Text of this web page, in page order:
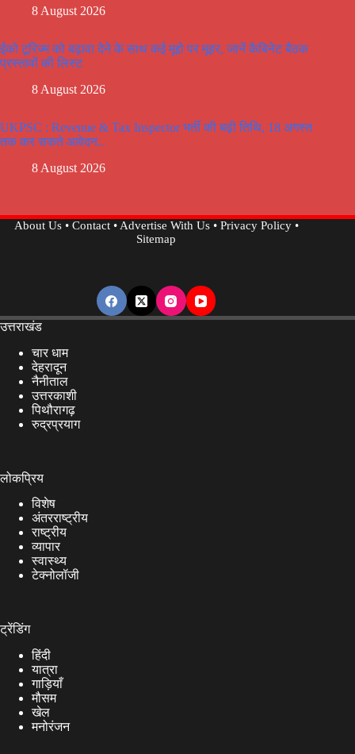
8 August 2026
ईको टूरिज्म को बढ़ावा देने के साथ कई मूद्दो पर मूहर, जानें कैबिनेट बैठक
प्रस्तावों की लिस्ट
8 August 2026
UKPSC : Revenue & Tax Inspector भर्ती की बढ़ी तिथि, 18 अगस्त
तक कर सकते आवेदन..
8 August 2026
About Us• Contact•Advertise With Us• Privacy Policy•
Sitemap
उत्तराखंड
चार धाम
देहरादून
नैनीताल
उत्तरकाशी
पिथौरागढ़
रुद्रप्रयाग
लोकप्रिय
विशेष
अंतरराष्ट्रीय
राष्ट्रीय
व्यापार
स्वास्थ्य
टेक्नोलॉजी
ट्रेंडिंग
हिंदी
यात्रा
गाड़ियाँ
मौसम
खेल
मनोरंजन